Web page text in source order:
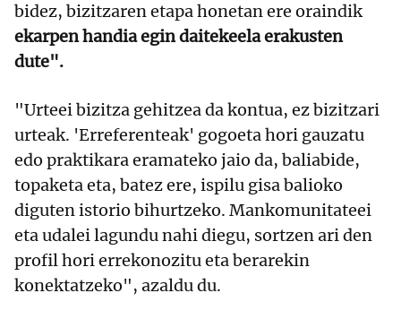
bidez, bizitzaren etapa honetan ere oraindik
ekarpen handia egin daitekeela erakusten
dute".
"Urteei bizitza gehitzea da kontua, ez bizitzari
urteak. 'Erreferenteak' gogoeta hori gauzatu
edo praktikara eramateko jaio da, baliabide,
topaketa eta, batez ere, ispilu gisa balioko
diguten istorio bihurtzeko. Mankomunitateei
eta udalei lagundu nahi diegu, sortzen ari den
profil hori errekonozitu eta berarekin
konektatzeko", azaldu du.